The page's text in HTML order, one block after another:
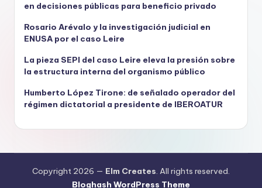
en decisiones públicas para beneficio privado
Rosario Arévalo y la investigación judicial en
ENUSA por el caso Leire
La pieza SEPI del caso Leire eleva la presión sobre
la estructura interna del organismo público
Humberto López Tirone: de señalado operador del
régimen dictatorial a presidente de IBEROATUR
Copyright 2026 — Elm Creates. All rights reserved.
Bloghash WordPress Theme